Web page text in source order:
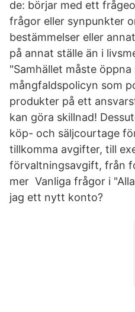
de: börjar med ett
frågor eller synpunkter
bestämmelser eller
på annat ställe än i
"Samhället måste
mångfaldspolicyn som
produkter på ett
kan göra skillnad!
köp- och säljcourtage
tillkomma avgifter, till
förvaltningsavgift, från
mer Vanliga frågor i
jag ett nytt konto?